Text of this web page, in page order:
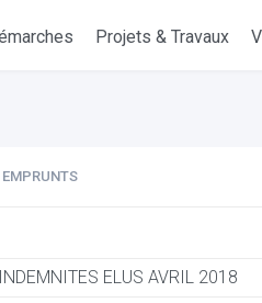
Projets & Travaux
EMPRUNTS